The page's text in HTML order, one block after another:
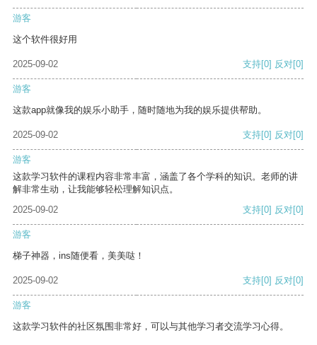
游客
这个软件很好用
2025-09-02 支持[0] 反对[0]
游客
这款app就像我的娱乐小助手，随时随地为我的娱乐提供帮助。
2025-09-02 支持[0] 反对[0]
游客
这款学习软件的课程内容非常丰富，涵盖了各个学科的知识。老师的讲
解非常生动，让我能够轻松理解知识点。
2025-09-02
支持[0] 反对[0]
游客
梯子神器，ins随便看，美美哒！
2025-09-02 支持[0] 反对[0]
游客
这款学习软件的社区氛围非常好，可以与其他学习者交流学习心得。